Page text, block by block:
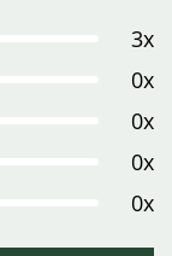
3x
0x
0x
0x
0x